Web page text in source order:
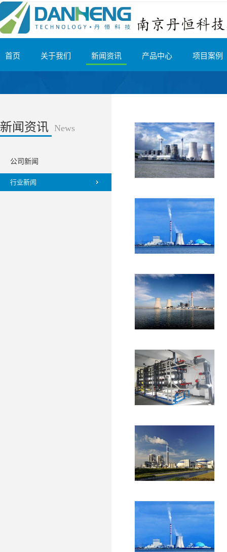
首页 关于我们 新闻资讯 产品中心 项目案例
新闻资讯 News
公司新闻
行业新闻